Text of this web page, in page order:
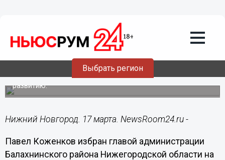
Выбрать регион
Главой администрации Балахнинского
района стал Павел Коженков
Ранее он занимал должность первого замглавы
администрации по социально-экономическому
развитию.
Нижний Новгород. 17 марта. NewsRoom24.ru -
Павел Коженков избран главой администрации
Балахнинского района Нижегородской области на